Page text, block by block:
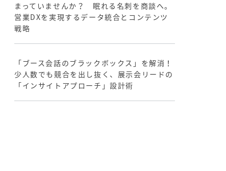
まっていませんか？ 眠れる名刺を商談へ。
営業DXを実現するデータ統合とコンテンツ
戦略
「ブース会話のブラックボックス」を解消！
少人数でも競合を出し抜く、展示会リードの
「インサイトアプローチ」設計術